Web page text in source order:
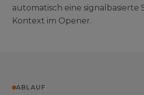
automatisch eine signalbasierte
Kontext im Opener.
ABLAUF